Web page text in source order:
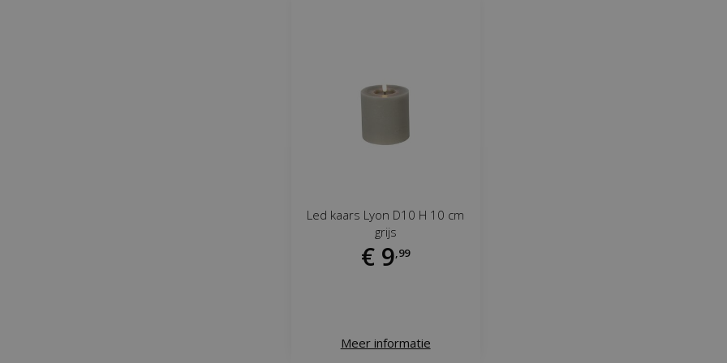
Led kaars Lyon D10 H 10 cm
grijs
€ 9 99
Meer informatie